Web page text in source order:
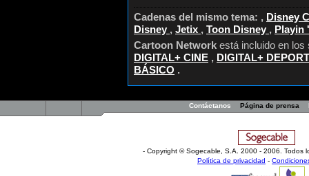
Cadenas del mismo tema: , Disney
Disney , Jetix , Toon Disney , Playin
Cartoon Network está incluido en los
DIGITAL+ CINE , DIGITAL+
BÁSICO .
Contáctanos Página de prensa
- Copyright © Sogecable, S.A
2000 - 2006. Todos
Política de privacidad -